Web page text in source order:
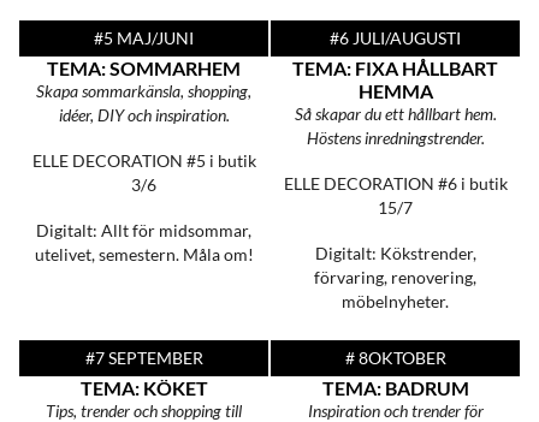
#5 MAJ/JUNI
TEMA: SOMMARHEM
Skapa sommarkänsla, shopping,
idéer, DIY och inspiration.
ELLE DECORATION #5 i butik
3/6
Digitalt: Allt för midsommar,
utelivet, semestern. Måla om!
#6 JULI/AUGUSTI
TEMA: FIXA HÅLLBART
HEMMA
Så skapar du ett hållbart hem.
Höstens inredningstrender.
ELLE DECORATION #6 i butik
15/7
Digitalt: Kökstrender,
förvaring, renovering,
möbelnyheter.
#7 SEPTEMBER
TEMA: KÖKET
Tips, trender och shopping till
# 8OKTOBER
TEMA: BADRUM
Inspiration och trender för